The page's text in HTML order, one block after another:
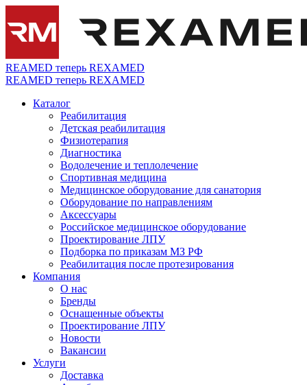
REAMED теперь REXAMED
REAMED теперь REXAMED
Каталог
Реабилитация
Детская реабилитация
Физиотерапия
Диагностика
Водолечение и теплолечение
Спортивная медицина
Медицинское оборудование для санатория
Оборудование по направлениям
Аксессуары
Российское медицинское оборудование
Проектирование ЛПУ
Подборка по приказам МЗ РФ
Реабилитация после протезирования
Компания
О нас
Бренды
Оснащенные объекты
Проектирование ЛПУ
Новости
Вакансии
Услуги
Доставка